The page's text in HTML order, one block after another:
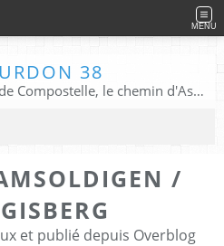
MENU
38
les chemins de St Jacques de Compostelle, le chemin d'Assise, La Voie Francigena, et autres chemins ........
/
et publié depuis Overblog